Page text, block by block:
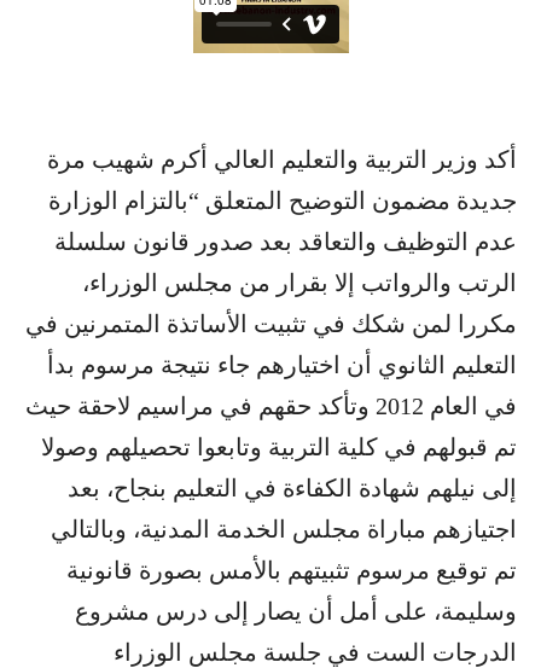
أكد وزير التربية والتعليم العالي أكرم شهيب مرة
جديدة مضمون التوضيح المتعلق “بالتزام الوزارة
عدم التوظيف والتعاقد بعد صدور قانون سلسلة
الرتب والرواتب إلا بقرار من مجلس الوزراء،
مكررا لمن شكك في تثبيت الأساتذة المتمرنين في
التعليم الثانوي أن اختيارهم جاء نتيجة مرسوم بدأ
في العام 2012 وتأكد حقهم في مراسيم لاحقة حيث
تم قبولهم في كلية التربية وتابعوا تحصيلهم وصولا
إلى نيلهم شهادة الكفاءة في التعليم بنجاح، بعد
اجتيازهم مباراة مجلس الخدمة المدنية، وبالتالي
تم توقيع مرسوم تثبيتهم بالأمس بصورة قانونية
وسليمة، على أمل أن يصار إلى درس مشروع
الدرجات الست في جلسة مجلس الوزراء